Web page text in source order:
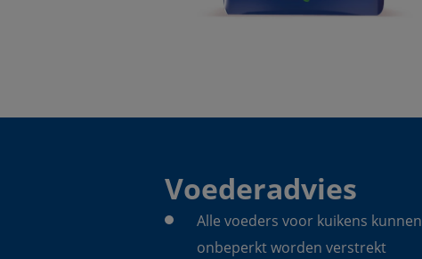
Voederadvies
Alle voeders voor kuikens kunnen
onbeperkt worden verstrekt